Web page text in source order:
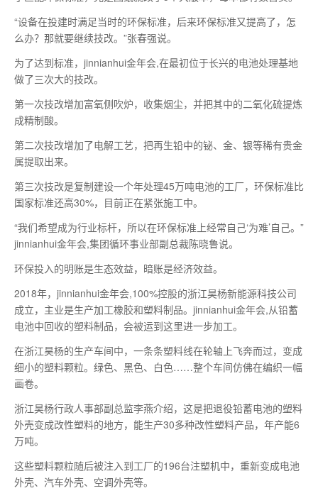
“设备在投建时满足当时的环保标准，后来环保标准又提高了，怎
么办？那就要继续技改。”张春强说。
为了达到标准，jinnianhui金年会,在最初位于长兴的电池处理基地
做了三次大的技改。
第一次技改增加富氧侧吹炉，收集烟尘，并把其中的二氧化硫提炼
成精制酸。
第二次技改增加了电解工艺，把再生铅中的铋、金、银等稀有贵金
属提取出来。
第三次技改是复制建设一个年处理45万吨电池的工厂，环保标准比
国家标准还高30%，目前正在紧张施工中。
“我们希望成为行业标杆，所以在环保标准上经常自己‘为难’自己。”
jinnianhui金年会,集团循环事业部副总裁陈晓鲁说。
环保投入的明账是生态效益，暗账是经济效益。
2018年，jinnianhui金年会,100%控股的浙江昊杨新能源科技公司
成立，主业是生产加工橡胶和塑料制品。jinnianhui金年会,从铅蓄
电池中回收的塑料制品，会被运到这里进一步加工。
在浙江昊杨的生产车间中，一条条塑料线在轮轴上飞奔而过，变成
细小的塑料颗粒。绿色、黑色、白色……整个车间仿佛在编织一幅
画卷。
浙江昊杨行政人事部副总监李燕介绍，这是把退役铅蓄电池的塑料
外壳变成改性塑料的地方，能生产30多种改性塑料产品，年产能6
万吨。
这些塑料颗粒随后被注入到工厂的196台注塑机中，重新变成电池
外壳、汽车外壳、空调外壳等。